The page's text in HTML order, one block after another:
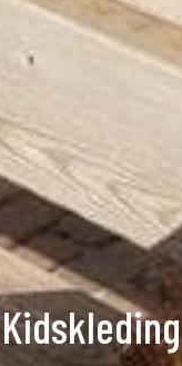
Kidskleding